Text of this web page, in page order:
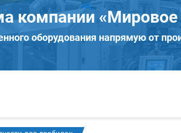
компании «Мировое
оборудования напрямую от